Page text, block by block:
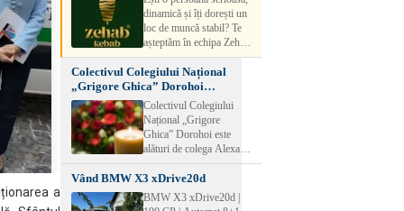
a
numărul de telefon.
dinamică și îți dorești un
loc de muncă stabil? Te
așteptăm în echipa Zehab
Kebab! Posturi
disponibile: -
SHAORMAR AJUTOR
BUCATAR 2/posturi -
LUCRATOR
COMERCIAL
VANZATOR /2 posturi
muncă Program flexibil
Salariu motivant, în
funcție de experienț
Colectivul Colegiului Național
„Grigore Ghica” Dorohoi
transmite sincere condoleanțe
Colectivul Colegiului
Național „Grigore
Ghica” Dorohoi este
alături de colega Alexa
Lăcrămioara la trecerea în
neființă a soțului și
transmite sincere
condoleanțe familiei.
Vând BMW X3 xDrive20d
BMW X3 xDrive20d |